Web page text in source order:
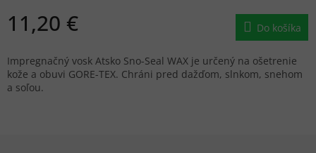
11,20 € Do košíka
Impregnačný vosk Atsko Sno-Seal WAX je určený na ošetrenie
kože a obuvi GORE-TEX. Chráni pred dažďom, slnkom, snehom
a soľou.